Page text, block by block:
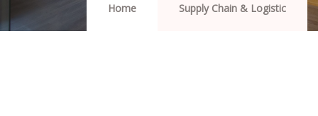
Home Supply Chain & Logistic